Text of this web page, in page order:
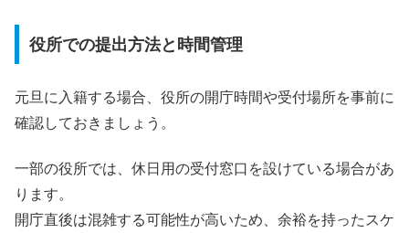
役所での提出方法と時間管理
元旦に入籍する場合、役所の開庁時間や受付場所を事前に
確認しておきましょう。
一部の役所では、休日用の受付窓口を設けている場合があ
ります。
開庁直後は混雑する可能性が高いため、余裕を持ったスケ